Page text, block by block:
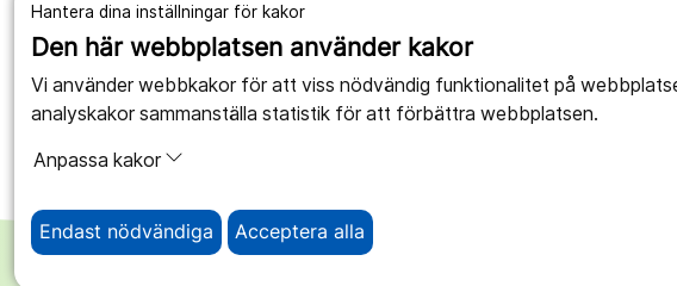
Hantera dina inställningar för kakor
Den här webbplatsen använder kakor
Vi använder webbkakor för att viss nödvändig funktionalitet på
analyskakor sammanställa statistik för att förbättra webbplatsen.
Anpassa kakor
Endast nödvändiga Acceptera alla
Tillsammans skapar vi ett bättre liv
Anslagstavla
Tillgänglighetsredogörelse